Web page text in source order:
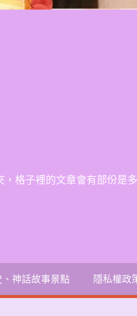
格子裡的文章會有部份是
神話故事景點 隱私權政